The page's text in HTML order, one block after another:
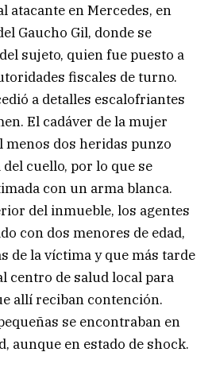
atacante en Mercedes, en
Gaucho Gil, donde se
sujeto, quien fue puesto a
fiscales de turno.
a detalles escalofriantes
El cadáver de la mujer
menos dos heridas punzo
cuello, por lo que se
con un arma blanca.
del inmueble, los agentes
con dos menores de edad,
de la víctima y que más tarde
centro de salud local para
allí reciban contención.
se encontraban en
aunque en estado de shock.